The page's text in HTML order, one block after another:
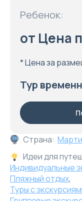
Страна:
Идеи для
Индивидуальные
Пляжный отдых,
Туры с
Ребенок:
от Цена
* Цена за
Тур